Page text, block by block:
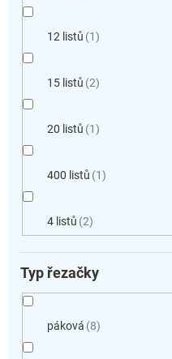
12 listů 1
15 listů 2
20 listů 1
400 listů 1
4 listů 2
Typ řezačky
páková 8